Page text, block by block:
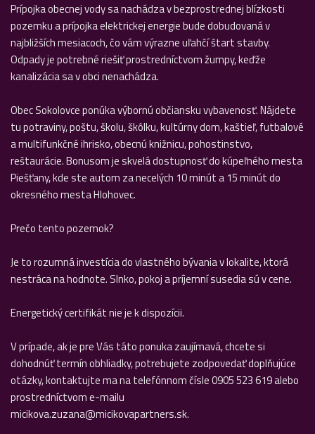
Prípojka obecnej vody sa nachádza v bezprostrednej blízkosti
pozemku a prípojka elektrickej energie bude dobudovaná v
najbližších mesiacoch, čo vám výrazne uľahčí štart stavby.
Odpady je potrebné riešiť prostredníctvom žumpy, keďže
kanalizácia sa v obci nenachádza.
Obec Sokolovce ponúka výbornú občiansku vybavenosť. Nájdete
tu potraviny, poštu, školu, škôlku, kultúrny dom, kaštieľ, futbalové
a multifunkčné ihrisko, obecnú knižnicu, pohostinstvo,
reštaurácie. Bonusom je skvelá dostupnosť do kúpeľného mesta
Piešťany, kde ste autom za necelých 10 minút a 15 minút do
okresného mesta Hlohovec.
Prečo tento pozemok?
Je to rozumná investícia do vlastného bývania v lokalite, ktorá
nestráca na hodnote. Slnko, pokoj a príjemní susedia sú v cene.
Energetický certifikát nie je k dispozícii.
V prípade, ak je pre Vás táto ponuka zaujímavá, chcete si
dohodnúť termín obhliadky, potrebujete zodpovedať doplňujúce
otázky, kontaktujte ma na telefónnom čísle 0905 523 619 alebo
prostredníctvom e-mailu
micikova.zuzana@micikovapartners.sk.